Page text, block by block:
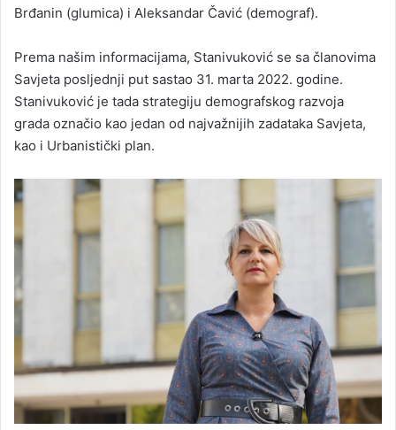
Brđanin (glumica) i Aleksandar Čavić (demograf).
Prema našim informacijama, Stanivuković se sa članovima
Savjeta posljednji put sastao 31. marta 2022. godine.
Stanivuković je tada strategiju demografskog razvoja
grada označio kao jedan od najvažnijih zadataka Savjeta,
kao i Urbanistički plan.